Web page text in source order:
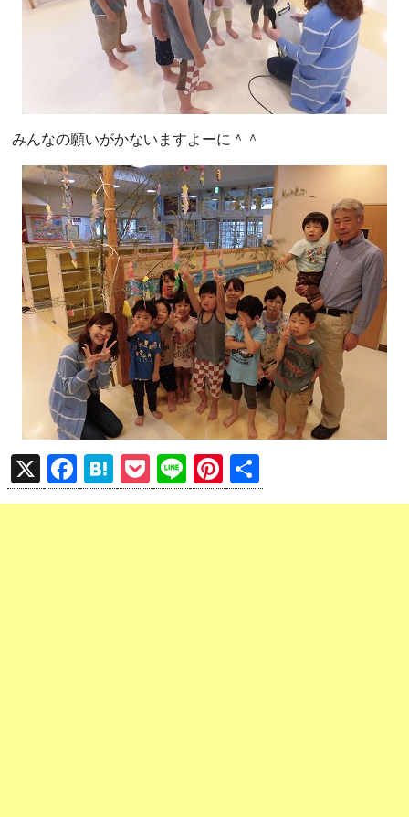
みんなの願いがかないますよーに＾＾
X
F
a
H
at
P
o
Li
n
Pi
nt 有